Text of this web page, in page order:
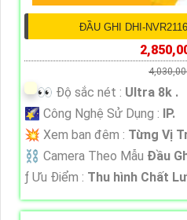
ĐẦU GHI DHI-
️👀 Độ sắc nét : Ultra 8k .
🌠 Công Nghệ Sử Dụng :
IP.
💥 Xem ban đêm : Từng Vị
⛓ Camera Theo Mẫu Đầu
️ƒ Ưu Điểm : Thu hình Chất